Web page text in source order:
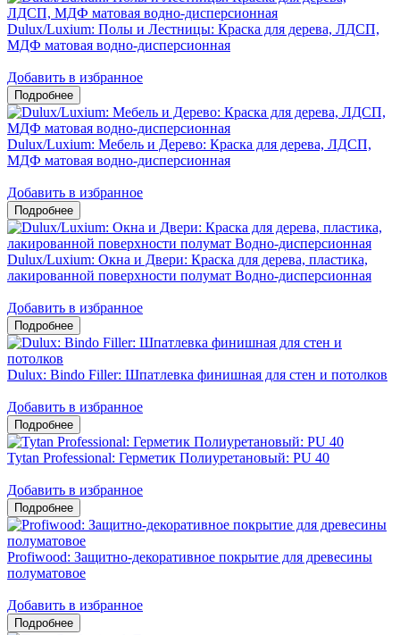
Dulux/Luxium: Полы и Лестницы: Краска для дерева, ЛДСП,
МДФ матовая водно-дисперсионная
Добавить в избранное
Dulux/Luxium: Мебель и Дерево: Краска для дерева, ЛДСП,
МДФ матовая водно-дисперсионная
Добавить в избранное
Dulux/Luxium: Окна и Двери: Краска для дерева, пластика,
лакированной поверхности полумат Водно-дисперсионная
Добавить в избранное
Dulux: Bindo Filler: Шпатлевка финишная для стен и потолков
Добавить в избранное
Tytan Professional: Герметик Полиуретановый: PU 40
Добавить в избранное
Profiwood: Защитно-декоративное покрытие для древесины
полуматовое
Добавить в избранное